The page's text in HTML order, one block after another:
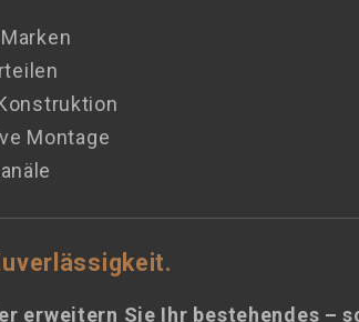
Montage
erweitern Sie Ihr bestehendes –